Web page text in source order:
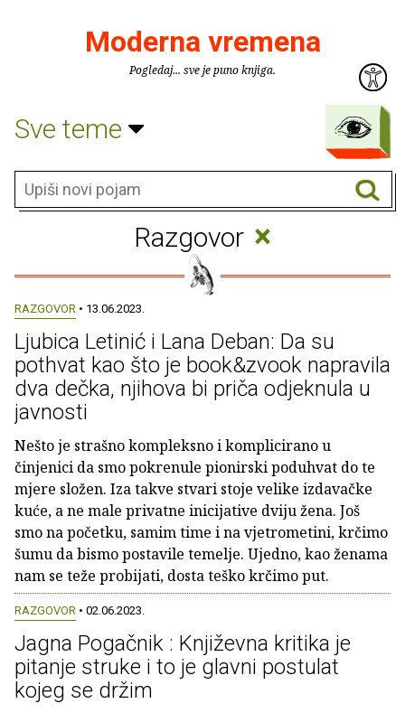
Moderna vremena
Pogledaj... sve je puno knjiga.
Sve teme
Razgovor ×
RAZGOVOR • 13.06.2023.
Ljubica Letinić i Lana Deban: Da su
pothvat kao što je book&zvook napravila
dva dečka, njihova bi priča odjeknula u
javnosti
Nešto je strašno kompleksno i komplicirano u
činjenici da smo pokrenule pionirski poduhvat do te
mjere složen. Iza takve stvari stoje velike izdavačke
kuće, a ne male privatne inicijative dviju žena. Još
smo na početku, samim time i na vjetrometini, krčimo
šumu da bismo postavile temelje. Ujedno, kao ženama
nam se teže probijati, dosta teško krčimo put.
RAZGOVOR • 02.06.2023.
Jagna Pogačnik : Književna kritika je
pitanje struke i to je glavni postulat
kojeg se držim